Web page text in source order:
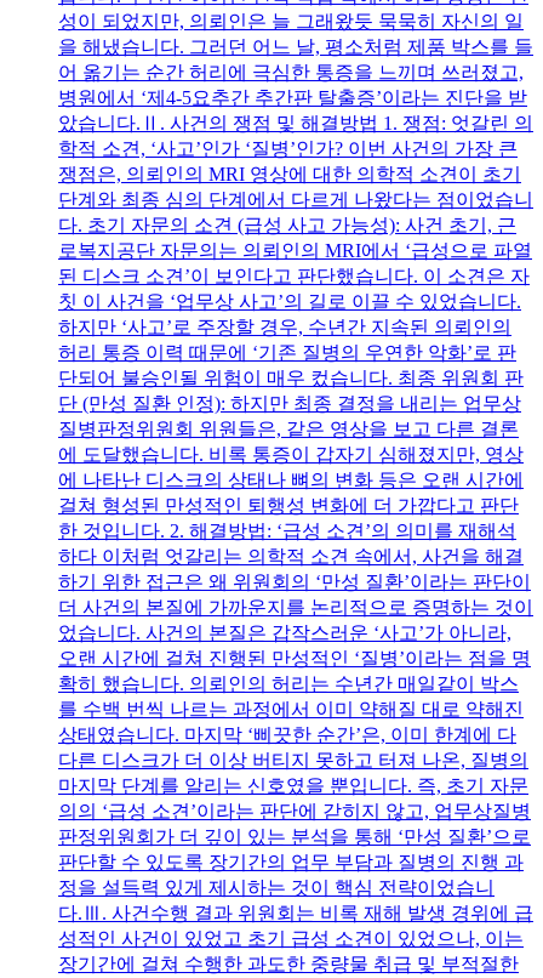
성이 되었지만, 의뢰인은 늘 그래왔듯 묵묵히 자신의 일
을 해냈습니다. 그러던 어느 날, 평소처럼 제품 박스를 들
어 옮기는 순간 허리에 극심한 통증을 느끼며 쓰러졌고,
병원에서 ‘제4-5요추간 추간판 탈출증’이라는 진단을 받
았습니다.Ⅱ. 사건의 쟁점 및 해결방법 1. 쟁점: 엇갈린 의
학적 소견, ‘사고’인가 ‘질병’인가? 이번 사건의 가장 큰
쟁점은, 의뢰인의 MRI 영상에 대한 의학적 소견이 초기
단계와 최종 심의 단계에서 다르게 나왔다는 점이었습니
다. 초기 자문의 소견 (급성 사고 가능성): 사건 초기, 근
로복지공단 자문의는 의뢰인의 MRI에서 ‘급성으로 파열
된 디스크 소견’이 보인다고 판단했습니다. 이 소견은 자
칫 이 사건을 ‘업무상 사고’의 길로 이끌 수 있었습니다.
하지만 ‘사고’로 주장할 경우, 수년간 지속된 의뢰인의
허리 통증 이력 때문에 ‘기존 질병의 우연한 악화’로 판
단되어 불승인될 위험이 매우 컸습니다. 최종 위원회 판
단 (만성 질환 인정): 하지만 최종 결정을 내리는 업무상
질병판정위원회 위원들은, 같은 영상을 보고 다른 결론
에 도달했습니다. 비록 통증이 갑자기 심해졌지만, 영상
에 나타난 디스크의 상태나 뼈의 변화 등은 오랜 시간에
걸쳐 형성된 만성적인 퇴행성 변화에 더 가깝다고 판단
한 것입니다. 2. 해결방법: ‘급성 소견’의 의미를 재해석
하다 이처럼 엇갈리는 의학적 소견 속에서, 사건을 해결
하기 위한 접근은 왜 위원회의 ‘만성 질환’이라는 판단이
더 사건의 본질에 가까운지를 논리적으로 증명하는 것이
었습니다. 사건의 본질은 갑작스러운 ‘사고’가 아니라,
오랜 시간에 걸쳐 진행된 만성적인 ‘질병’이라는 점을 명
확히 했습니다. 의뢰인의 허리는 수년간 매일같이 박스
를 수백 번씩 나르는 과정에서 이미 약해질 대로 약해진
상태였습니다. 마지막 ‘삐끗한 순간’은, 이미 한계에 다
다른 디스크가 더 이상 버티지 못하고 터져 나온, 질병의
마지막 단계를 알리는 신호였을 뿐입니다. 즉, 초기 자문
의의 ‘급성 소견’이라는 판단에 갇히지 않고, 업무상질병
판정위원회가 더 깊이 있는 분석을 통해 ‘만성 질환’으로
판단할 수 있도록 장기간의 업무 부담과 질병의 진행 과
정을 설득력 있게 제시하는 것이 핵심 전략이었습니
다.Ⅲ. 사건수행 결과 위원회는 비록 재해 발생 경위에 급
성적인 사건이 있었고 초기 급성 소견이 있었으나, 이는
장기간에 걸쳐 수행한 과도한 중량물 취급 및 부적절한